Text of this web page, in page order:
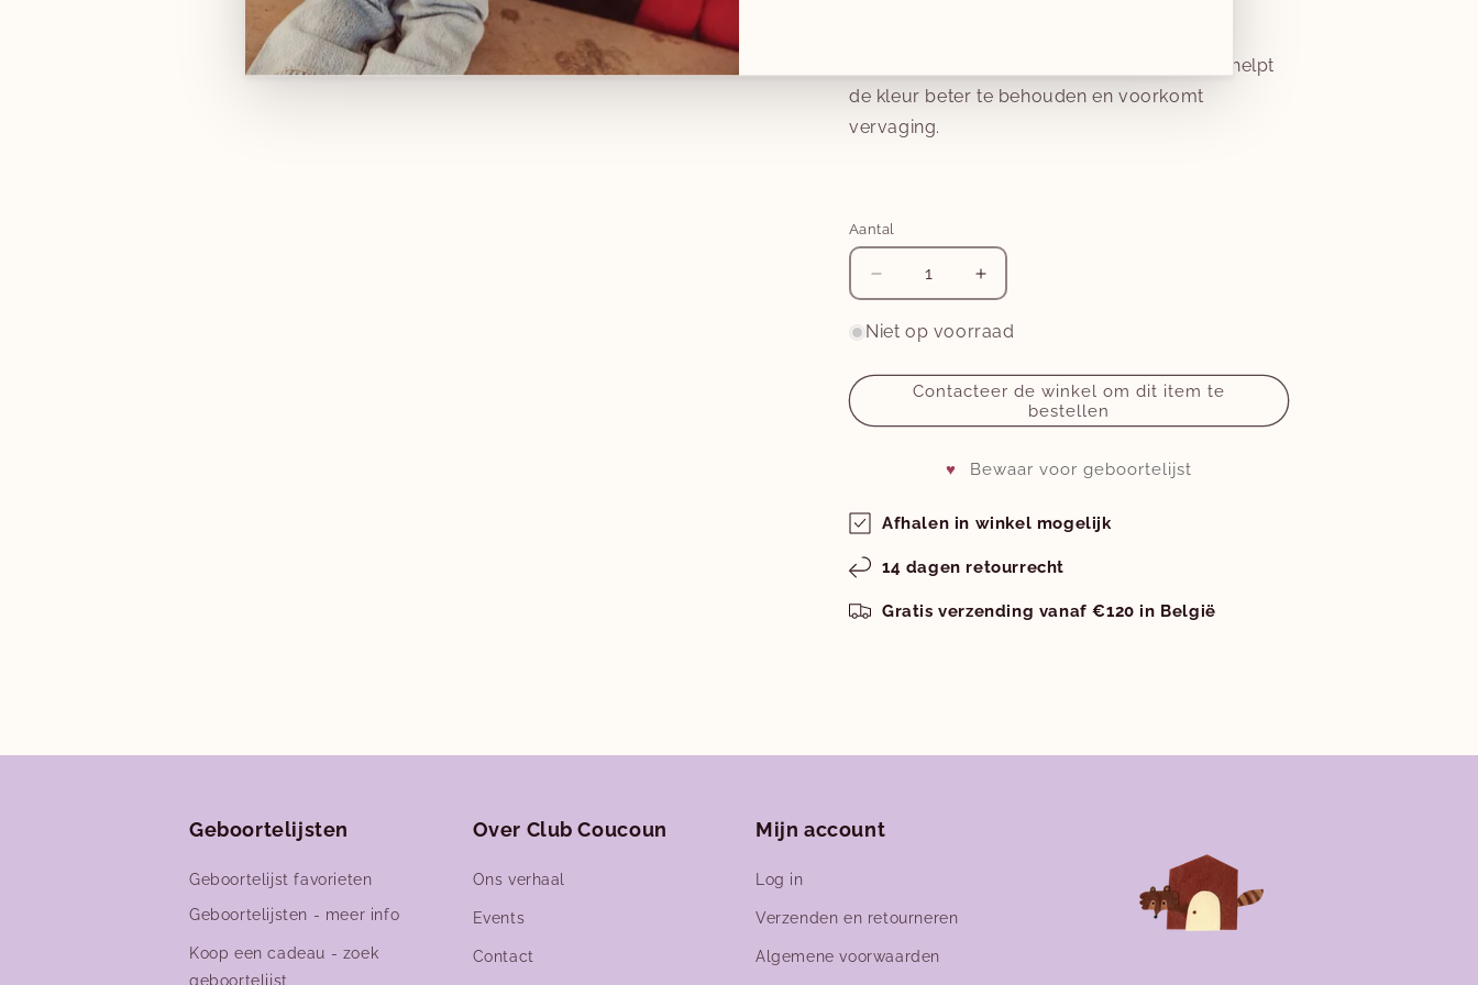
slaapzakje een scheutje natuurazijn toe. Dit helpt
de kleur beter te behouden en voorkomt
vervaging.
Aantal
Aantal
verlagen
voor
piep
pure
Aantal
verhogen
voor
piep
-
pure
TOG
Niet op voorraad
Contacteer de winkel om dit item te
bestellen
♥ Bewaar voor geboortelijst
Afhalen in winkel mogelijk
14 dagen retourrecht
Gratis verzending vanaf €120 in België
Geboortelijsten
Geboortelijst favorieten
Geboortelijsten - meer info
Koop een cadeau - zoek
geboortelijst
Over Club Coucoun
Ons verhaal
Events
Contact
Mijn account
Log in
Verzenden en retourneren
Algemene voorwaarden